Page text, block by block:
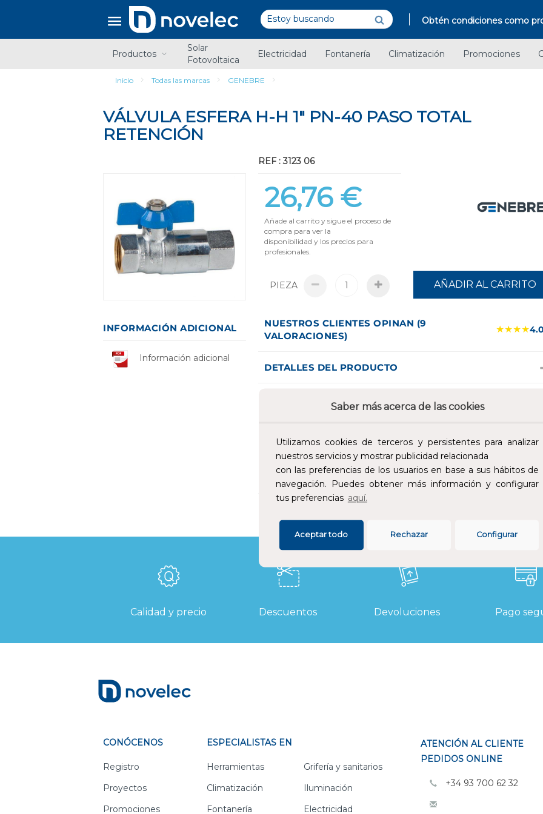
Saber más acerca de las cookies
Utilizamos cookies de terceros y persistentes para analizar
nuestros servicios y mostrar publicidad relacionada
con las preferencias de los usuarios en base a sus hábitos de
navegación. Puedes obtener más información y configurar
tus preferencias aquí.
Configurar
Rechazar
Aceptar todo
de
Obtén condiciones como
Productos
Solar
Fotovoltaica
Electricidad Fontanería Climatización Promociones
Inicio Todas las marcas GENEBRE
VÁLVULA ESFERA H-H 1" PN-40 PASO TOTAL
RETENCIÓN
INFORMACIÓN ADICIONAL
Información adicional
REF : 3123 06
26,76 €
Añade al carrito y sigue el proceso de
compra para ver la
disponibilidad y los precios para
profesionales.
PIEZA AÑADIR AL CARRITO
NUESTROS CLIENTES OPINAN (9
VALORACIONES)
★★★★4.0
DETALLES DEL PRODUCTO
latón UNE-EN 12165 cromado. Juntas PTFE. Extremos roscados H-
18/8. Presión mínima trabajo 0.03 bar.
ESPECIFICACIONES
Calidad y precio Descuentos Devoluciones Pago
CONÓCENOS
Registro
Proyectos
Promociones
ESPECIALISTAS EN
Herramientas
Grifería y sanitarios
Climatización
Iluminación
Fontanería
Electricidad
ATENCIÓN AL CLIENTE
PEDIDOS ONLINE
+34 93 700 62 32